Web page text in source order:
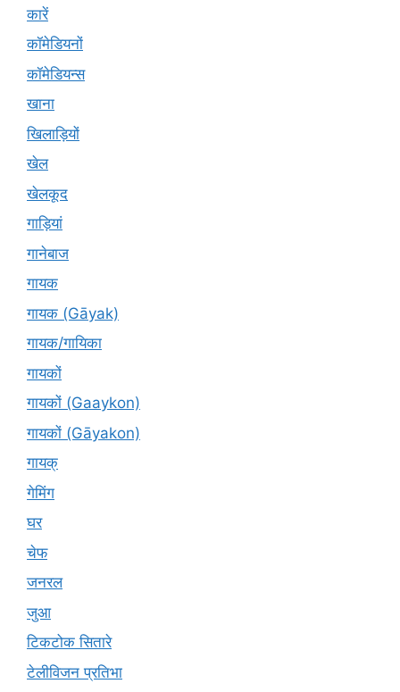
कारें
कॉमेडियनों
कॉमेडियन्स
खाना
खिलाड़ियों
खेल
खेलकूद
गाड़ियां
गानेबाज
गायक
गायक (Gāyak)
गायक/गायिका
गायकों
गायकों (Gaaykon)
गायकों (Gāyakon)
गायक्
गेमिंग
घर
चेफ
जनरल
जुआ
टिकटोक सितारे
टेलीविजन प्रतिभा